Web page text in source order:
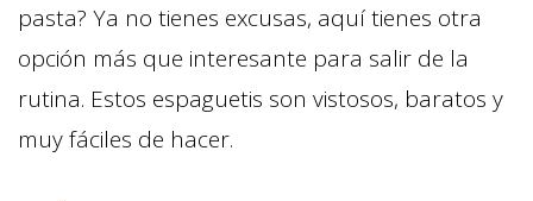
pasta? Ya no tienes excusas, aquí tienes otra
opción más que interesante para salir de la
rutina. Estos espaguetis son vistosos, baratos y
muy fáciles de hacer.